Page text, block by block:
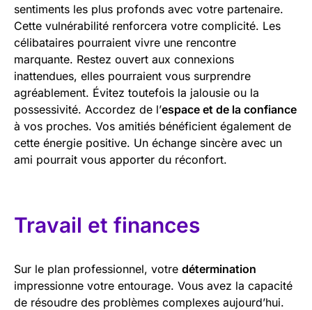
sentiments les plus profonds avec votre partenaire.
Cette vulnérabilité renforcera votre complicité. Les
célibataires pourraient vivre une rencontre
marquante. Restez ouvert aux connexions
inattendues, elles pourraient vous surprendre
agréablement. Évitez toutefois la jalousie ou la
possessivité. Accordez de l’espace et de la confiance
à vos proches. Vos amitiés bénéficient également de
cette énergie positive. Un échange sincère avec un
ami pourrait vous apporter du réconfort.
Travail et finances
Sur le plan professionnel, votre détermination
impressionne votre entourage. Vous avez la capacité
de résoudre des problèmes complexes aujourd’hui.